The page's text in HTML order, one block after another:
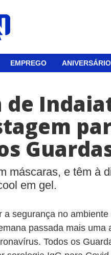
EMPREGO
máscaras, e têm à
em gel.
a segurança no
passada mais uma
Todos os